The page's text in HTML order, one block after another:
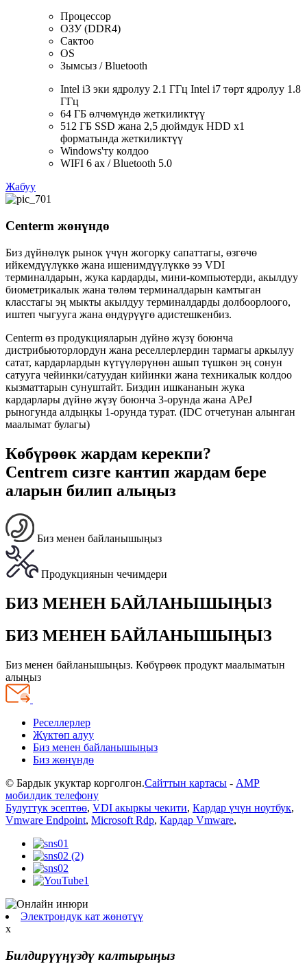
Процессор
ОЗУ (DDR4)
Сактоо
OS
Зымсыз / Bluetooth
Intel i3 эки ядролуу 2.1 ГГц Intel i7 төрт ядролуу 1.8
ГГц
64 ГБ өлчөмүндө жеткиликтүү
512 ГБ SSD жана 2,5 дюймдук HDD x1
форматында жеткиликтүү
Windows'ту колдоо
WIFI 6 ax / Bluetooth 5.0
Жабуу
Centerm жөнүндө
Биз дүйнөлүк рынок үчүн жогорку сапаттагы, өзгөчө
ийкемдүүлүккө жана ишенимдүүлүккө ээ VDI
терминалдарын, жука кардарды, мини-компьютерди, акылдуу
биометрикалык жана төлөм терминалдарын камтыган
класстагы эң мыкты акылдуу терминалдарды долбоорлоого,
иштеп чыгууга жана өндүрүүгө адистешкенбиз.
Centerm өз продукцияларын дүйнө жүзү боюнча
дистрибьюторлордун жана реселлерлердин тармагы аркылуу
сатат, кардарлардын күтүүлөрүнөн ашып түшкөн эң сонун
сатууга чейинки/сатуудан кийинки жана техникалык колдоо
кызматтарын сунуштайт. Биздин ишкананын жука
кардарлары дүйнө жүзү боюнча 3-орунда жана APeJ
рыногунда алдыңкы 1-орунда турат. (IDC отчетунан алынган
маалымат булагы)
Көбүрөөк жардам керекпи?
Centrem сизге кантип жардам бере
аларын билип алыңыз
Биз менен байланышыңыз
Продукциянын чечимдери
БИЗ МЕНЕН БАЙЛАНЫШЫҢЫЗ
БИЗ МЕНЕН БАЙЛАНЫШЫҢЫЗ
Биз менен байланышыңыз. Көбүрөөк продукт маалыматын
алыңыз
Реселлерлер
Жүктөп алуу
Биз менен байланышыңыз
Биз жөнүндө
© Бардык укуктар корголгон.Сайттын картасы - AMP
мобилдик телефону
Булуттук эсептөө, VDI акыркы чекити, Кардар үчүн ноутбук,
Vmware Endpoint, Microsoft Rdp, Кардар Vmware,
Электрондук кат жөнөтүү
x
Билдирүүңүздү калтырыңыз